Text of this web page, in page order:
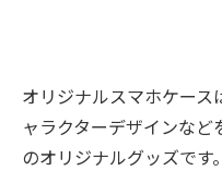
オリジナルスマホケー
ャラクターデザインな
のオリジナルグッズで